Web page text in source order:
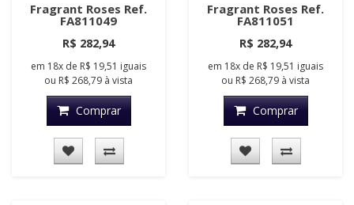
Fragrant Roses Ref.
FA811049
R$ 282,94
em 18x de R$ 19,51 iguais
ou R$ 268,79 à vista
Comprar
Fragrant Roses Ref.
FA811051
R$ 282,94
em 18x de R$ 19,51 iguais
ou R$ 268,79 à vista
Comprar